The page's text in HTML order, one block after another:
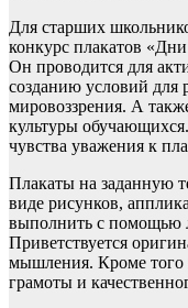
Для старших
конкурс плакатов
Он проводится для
созданию условий для
мировоззрения. А
культуры
чувства уважения к
Плакаты на заданную
виде рисунков,
выполнить с помощью
Приветствуется
мышления. Кроме того
грамоты и